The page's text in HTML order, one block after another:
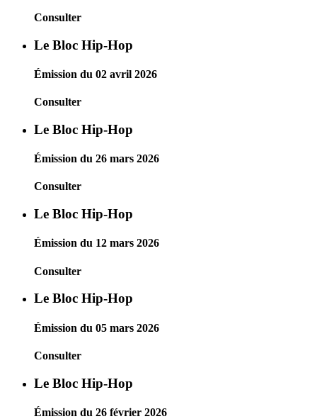
Consulter
Le Bloc Hip-Hop
Émission du 02 avril 2026
Consulter
Le Bloc Hip-Hop
Émission du 26 mars 2026
Consulter
Le Bloc Hip-Hop
Émission du 12 mars 2026
Consulter
Le Bloc Hip-Hop
Émission du 05 mars 2026
Consulter
Le Bloc Hip-Hop
Émission du 26 février 2026